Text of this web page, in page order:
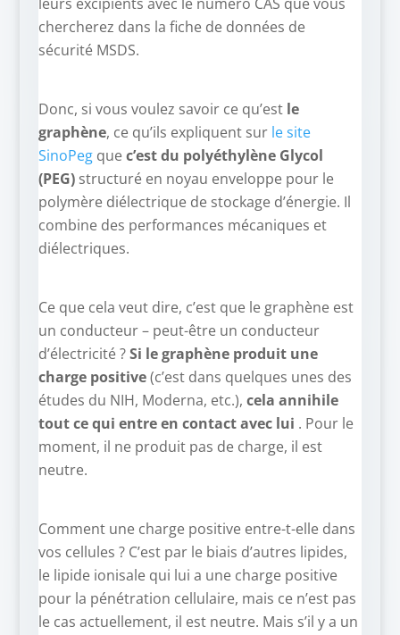
chercherez dans la fiche de données de
sécurité MSDS.
Donc, si vous voulez savoir ce qu’est le
graphène, ce qu’ils expliquent sur le site
SinoPegquec’est du polyéthylène Glycol
(PEG)structuré en noyau enveloppe pour le
polymère diélectrique de stockage d’énergie. Il
combine des performances mécaniques et
diélectriques.
Ce que cela veut dire, c’est que le graphène est
un conducteur – peut-être un conducteur
d’électricité ?Si le graphène produit une
charge positive(c’est dans quelques unes des
études du NIH, Moderna, etc.), cela annihile
tout ce qui entre en contact avec lui . Pour le
moment, il ne produit pas de charge, il est
neutre.
Comment une charge positive entre-t-elle dans
vos cellules ? C’est par le biais d’autres lipides,
le lipide ionisale qui lui a une charge positive
pour la pénétration cellulaire, mais ce n’est pas
le cas actuellement, il est neutre. Mais s’il y a un